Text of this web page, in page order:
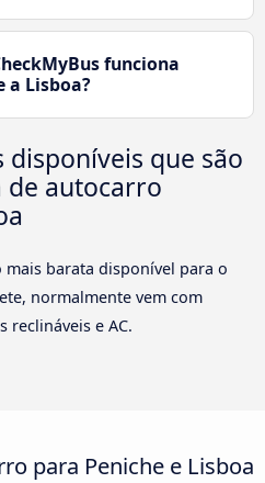
funciona
a Lisboa?
disponíveis que são
de autocarro
mais barata disponível para o
normalmente vem com
reclináveis e AC.
para Peniche e Lisboa